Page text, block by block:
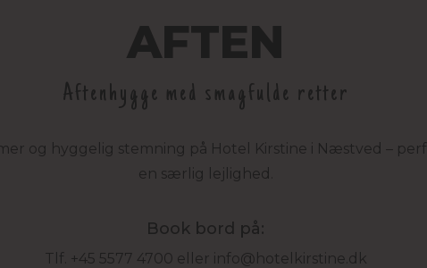
AFTEN
Aftenhygge med smagfulde retter
og hyggelig stemning på Hotel Kirstine i Næstved –
en særlig lejlighed.
Book bord på:
Tlf. +45 5577 4700 eller info@hotelkirstine.dk